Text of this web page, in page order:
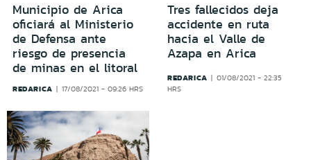
Municipio de Arica
oficiará al Ministerio
de Defensa ante
riesgo de presencia
de minas en el litoral
REDARICA 17/08/2021 - 09:26 HRS
Tres fallecidos deja
accidente en ruta
hacia el Valle de
Azapa en Arica
REDARICA
01/08/2021 - 22:35
HRS